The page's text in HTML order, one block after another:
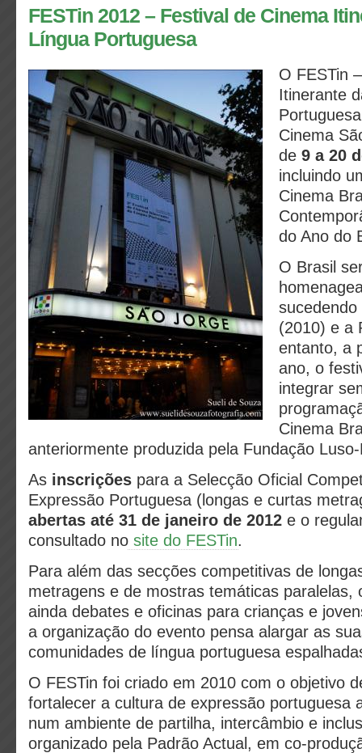
FESTin 2012 – Festival de Cinema
Língua Portuguesa
O FESTin
Itinerante
Cinema
de 9 a 20
incluindo
Cinema
do Ano do
O Brasil
(2010) e a
entanto, a
ano, o
integrar
Cinema
anteriormente produzida pela Fundação
As inscrições para a Selecção Oficial
Expressão Portuguesa (longas e curtas
abertas até 31 de janeiro de 2012 e o
consultado no site do FESTin.
Para além das secções competitivas de
metragens e de mostras temáticas paralelas,
ainda debates e oficinas para crianças e
a organização do evento pensa alargar as
comunidades de língua portuguesa
O FESTin foi criado em 2010 com o objetivo
fortalecer a cultura de expressão portuguesa
num ambiente de partilha, intercâmbio e
organizado pela Padrão Actual, em co-